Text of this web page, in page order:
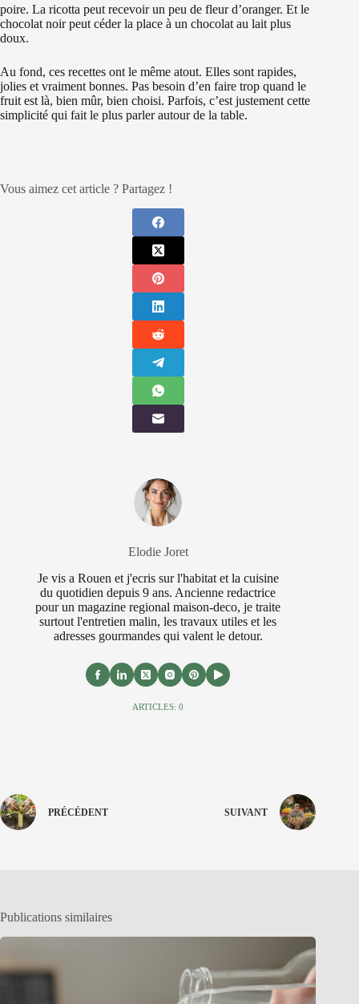
poire. La ricotta peut recevoir un peu de fleur d’oranger. Et le
chocolat noir peut céder la place à un chocolat au lait plus
doux.
Au fond, ces recettes ont le même atout. Elles sont rapides,
jolies et vraiment bonnes. Pas besoin d’en faire trop quand le
fruit est là, bien mûr, bien choisi. Parfois, c’est justement cette
simplicité qui fait le plus parler autour de la table.
Vous aimez cet article ? Partagez !
Elodie Joret
Je vis a Rouen et j'ecris sur l'habitat et la cuisine
du quotidien depuis 9 ans. Ancienne redactrice
pour un magazine regional maison-deco, je traite
surtout l'entretien malin, les travaux utiles et les
adresses gourmandes qui valent le detour.
ARTICLES: 0
PRÉCÉDENT SUIVANT
Publications similaires